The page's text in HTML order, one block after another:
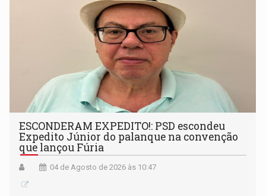
ESCONDERAM EXPEDITO!: PSD escondeu
Expedito Júnior do palanque na convenção
que lançou Fúria
04 de Agosto de 2026 às 10:47